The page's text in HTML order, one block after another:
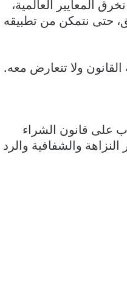
المعايير العالمية،
حتى نتمكن من تطبيقه
على قانون الشراء
بمعايير النزاهة والشفافية والرد